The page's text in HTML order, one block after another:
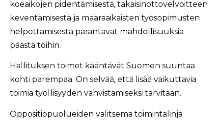
koeaikojen pidentämisestä, takaisinottovelvoitteen
keventämisestä ja määräaikaisten työsopimusten
helpottamisesta parantavat mahdollisuuksia
päästä töihin.
Hallituksen toimet kääntävät Suomen suuntaa
kohti parempaa. On selvää, että lisää vaikuttavia
toimia työllisyyden vahvistamiseksi tarvitaan.
Oppositiopuolueiden valitsema toimintalinja